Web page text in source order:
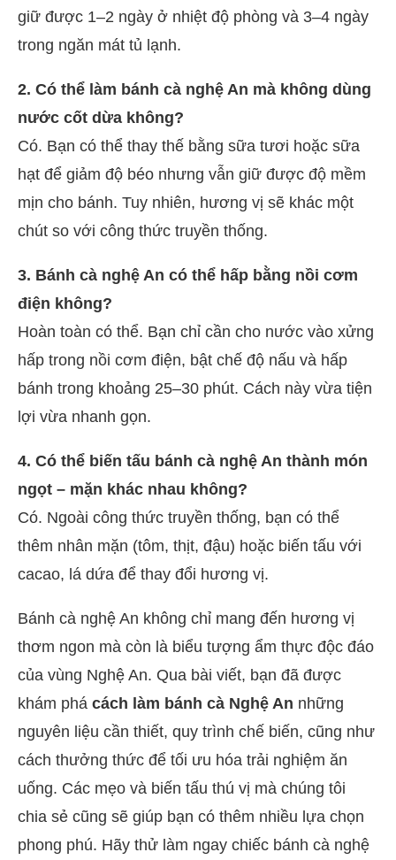
giữ được 1–2 ngày ở nhiệt độ phòng và 3–4 ngày
trong ngăn mát tủ lạnh.
2. Có thể làm bánh cà nghệ An mà không dùng
nước cốt dừa không?
Có. Bạn có thể thay thế bằng sữa tươi hoặc sữa
hạt để giảm độ béo nhưng vẫn giữ được độ mềm
mịn cho bánh. Tuy nhiên, hương vị sẽ khác một
chút so với công thức truyền thống.
3. Bánh cà nghệ An có thể hấp bằng nồi cơm
điện không?
Hoàn toàn có thể. Bạn chỉ cần cho nước vào xửng
hấp trong nồi cơm điện, bật chế độ nấu và hấp
bánh trong khoảng 25–30 phút. Cách này vừa tiện
lợi vừa nhanh gọn.
4. Có thể biến tấu bánh cà nghệ An thành món
ngọt – mặn khác nhau không?
Có. Ngoài công thức truyền thống, bạn có thể
thêm nhân mặn (tôm, thịt, đậu) hoặc biến tấu với
cacao, lá dứa để thay đổi hương vị.
Bánh cà nghệ An không chỉ mang đến hương vị
thơm ngon mà còn là biểu tượng ẩm thực độc đáo
của vùng Nghệ An. Qua bài viết, bạn đã được
khám phá cách làm bánh cà Nghệ An những
nguyên liệu cần thiết, quy trình chế biến, cũng như
cách thưởng thức để tối ưu hóa trải nghiệm ăn
uống. Các mẹo và biến tấu thú vị mà chúng tôi
chia sẻ cũng sẽ giúp bạn có thêm nhiều lựa chọn
phong phú. Hãy thử làm ngay chiếc bánh cà nghệ